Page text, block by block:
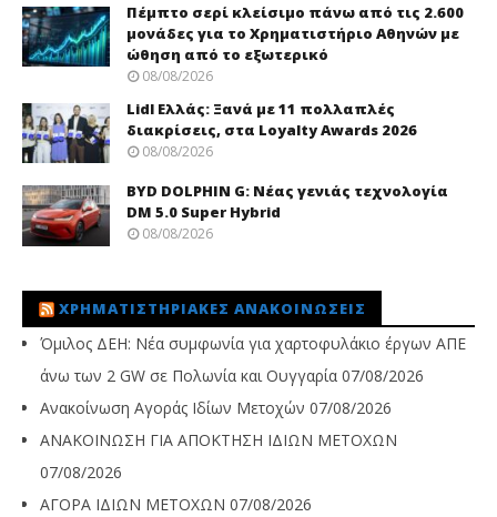
Πέμπτο σερί κλείσιμο πάνω από τις 2.600
μονάδες για το Χρηματιστήριο Αθηνών με
ώθηση από το εξωτερικό
08/08/2026
Lidl Ελλάς: Ξανά με 11 πολλαπλές
διακρίσεις, στα Loyalty Awards 2026
08/08/2026
BYD DOLPHIN G: Νέας γενιάς τεχνολογία
DM 5.0 Super Hybrid
08/08/2026
ΧΡΗΜΑΤΙΣΤΗΡΙΑΚΈΣ ΑΝΑΚΟΙΝΏΣΕΙΣ
Όμιλος ΔΕΗ: Νέα συμφωνία για χαρτοφυλάκιο έργων ΑΠΕ
άνω των 2 GW σε Πολωνία και Ουγγαρία 07/08/2026
Ανακοίνωση Αγοράς Ιδίων Μετοχών 07/08/2026
ΑΝΑΚΟΙΝΩΣΗ ΓΙΑ ΑΠΟΚΤΗΣΗ ΙΔΙΩΝ ΜΕΤΟΧΩΝ
07/08/2026
ΑΓΟΡΑ ΙΔΙΩΝ ΜΕΤΟΧΩΝ 07/08/2026